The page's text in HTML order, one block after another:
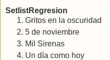
SetlistRegresion
Gritos en la oscuridad
5 de noviembre
Mil Sirenas
Un día como hoy